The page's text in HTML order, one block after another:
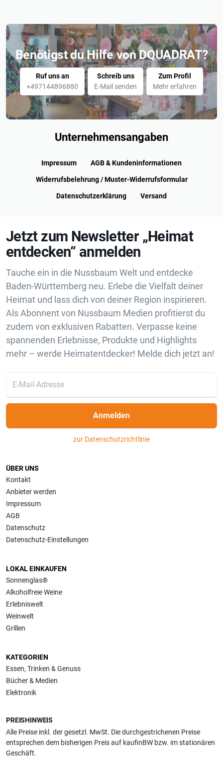
Benötigst du Hilfe von DQUADRAT?
Ruf uns an
+497144896880
Schreib uns
E-Mail senden
Zum Profil
Mehr erfahren
Unternehmensangaben
Impressum AGB & Kundeninformationen
Widerrufsbelehrung / Muster-Widerrufsformular
Datenschutzerklärung Versand
Jetzt zum Newsletter „Heimat
entdecken“ anmelden
Tauche ein in die Nussbaum Welt und entdecke
Baden-Württemberg neu. Erlebe die Vielfalt deiner
Heimat und lass dich von deiner Region inspirieren.
Als Abonnent von Nussbaum Medien profitierst du
zudem von exklusiven Rabatten. Verpasse keine
spannenden Erlebnisse, Produkte und Highlights
mehr – werde Heimatentdecker! Melde dich jetzt an!
Anmelden
zur Datenschutzrichtlinie
ÜBER UNS
Kontakt
Anbieter werden
Impressum
AGB
Datenschutz
Datenschutz-Einstellungen
LOKAL EINKAUFEN
Sonnenglas®
Alkoholfreie Weine
Erlebniswelt
Weinwelt
Grillen
KATEGORIEN
Essen, Trinken & Genuss
Bücher & Medien
Elektronik
PREISHINWEIS
Alle Preise inkl. der gesetzl. MwSt. Die durchgestrichenen Preise
entsprechen dem bisherigen Preis auf kaufinBW bzw. im stationären
Geschäft.